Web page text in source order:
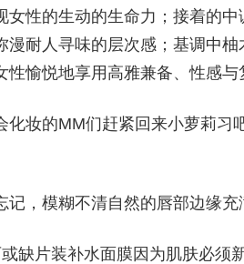
女性的生动的生命力；接着的
漫耐人寻味的层次感；基调中
性愉悦地享用高雅兼备、性感与
化妆的MM们赶紧回来小萝莉习
记，模糊不清自然的唇部边缘
缺片装补水面膜因为肌肤必须